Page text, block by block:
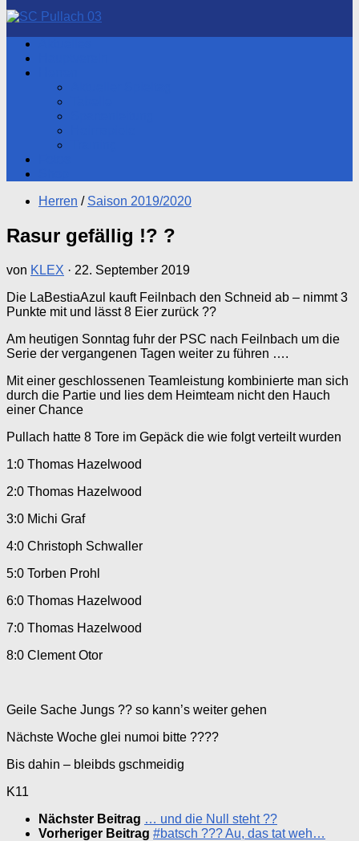
Herren / Saison 2019/2020
Rasur gefällig !? ?
von KLEX · 22. September 2019
Die LaBestiaAzul kauft Feilnbach den Schneid ab – nimmt 3
Punkte mit und lässt 8 Eier zurück ??
Am heutigen Sonntag fuhr der PSC nach Feilnbach um die
Serie der vergangenen Tagen weiter zu führen ….
Mit einer geschlossenen Teamleistung kombinierte man sich
durch die Partie und lies dem Heimteam nicht den Hauch
einer Chance
Pullach hatte 8 Tore im Gepäck die wie folgt verteilt wurden
1:0 Thomas Hazelwood
2:0 Thomas Hazelwood
3:0 Michi Graf
4:0 Christoph Schwaller
5:0 Torben Prohl
6:0 Thomas Hazelwood
7:0 Thomas Hazelwood
8:0 Clement Otor
Geile Sache Jungs ?? so kann’s weiter gehen
Nächste Woche glei numoi bitte ????
Bis dahin – bleibds gschmeidig
K11
Nächster Beitrag … und die Null steht ??
Vorheriger Beitrag #batsch ??? Au, das tat weh…